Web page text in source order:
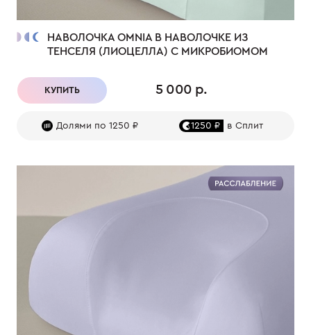
НАВОЛОЧКА OMNIA В НАВОЛОЧКЕ ИЗ
ТЕНСЕЛЯ (ЛИОЦЕЛЛА) С МИКРОБИОМОМ
КУПИТЬ 5 000 р.
Долями по 1250 ₽ 1250 ₽ в Сплит